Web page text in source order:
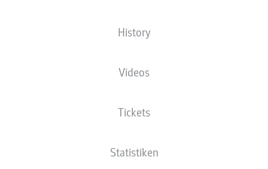
History
Videos
Tickets
Statistiken